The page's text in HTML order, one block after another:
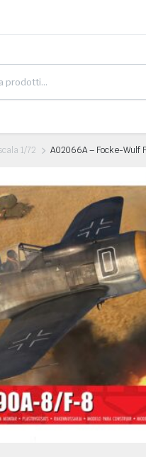
1/72 A02066A – Focke-Wulf